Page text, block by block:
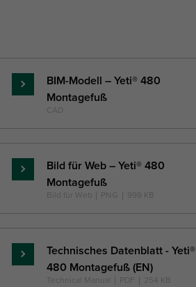
Mehr
BIM-Modell – Yeti® 480
Montagefuß
CAD
Mehr
Bild für Web – Yeti® 480
Montagefuß
Bild für Web PNG 999 KB
Mehr
Technisches Datenblatt - Yeti®
480 Montagefuß (EN)
Technical Manual PDF 254 KB